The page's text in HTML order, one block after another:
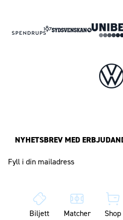
NYHETSBREV MED
Biljett Matcher Shop